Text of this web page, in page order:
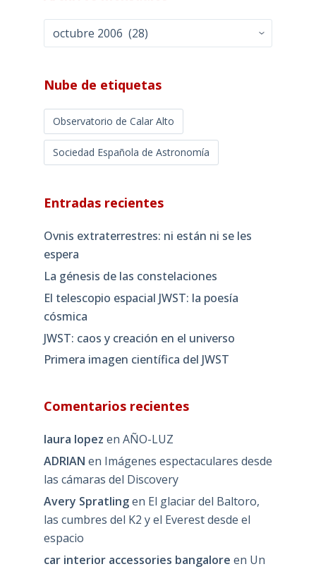
Archivos
mensuales
Nube de etiquetas
Observatorio de Calar Alto
Sociedad Española de Astronomía
Entradas recientes
Ovnis extraterrestres: ni están ni se les
espera
La génesis de las constelaciones
El telescopio espacial JWST: la poesía
cósmica
JWST: caos y creación en el universo
Primera imagen científica del JWST
Comentarios recientes
laura lopez en AÑO-LUZ
ADRIAN en Imágenes espectaculares desde
las cámaras del Discovery
Avery Spratlingen El glaciar del Baltoro,
las cumbres del K2 y el Everest desde el
espacio
car interior accessories bangalore en Un